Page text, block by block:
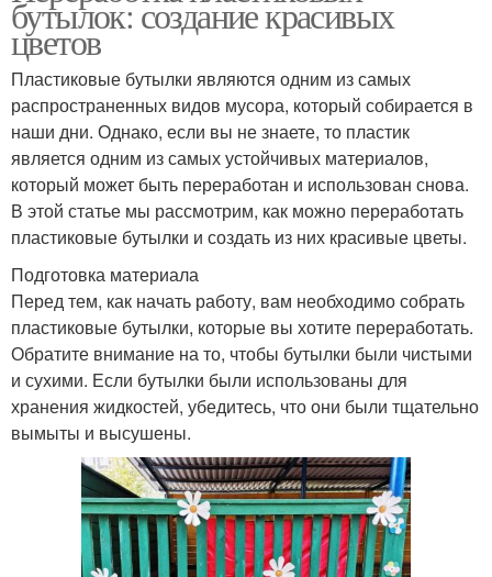
бутылок: создание красивых
цветов
Пластиковые бутылки являются одним из самых
распространенных видов мусора, который собирается в
наши дни. Однако, если вы не знаете, то пластик
является одним из самых устойчивых материалов,
который может быть переработан и использован снова.
В этой статье мы рассмотрим, как можно переработать
пластиковые бутылки и создать из них красивые цветы.
Подготовка материала
Перед тем, как начать работу, вам необходимо собрать
пластиковые бутылки, которые вы хотите переработать.
Обратите внимание на то, чтобы бутылки были чистыми
и сухими. Если бутылки были использованы для
хранения жидкостей, убедитесь, что они были тщательно
вымыты и высушены.